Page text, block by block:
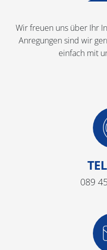
Wir freuen uns über Ihr
Anregungen sind wir
einfach mit
089